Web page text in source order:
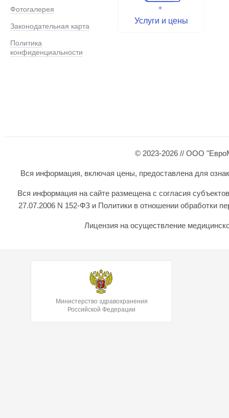
Фотогалерея
Законодательная карта
Политика
конфиденциальности
Услуги и цены
© 2023-2026 // ООО
Вся информация, включая цены, предоставлена для
Вся информация на сайте размещена с согласия
27.07.2006 N 152-ФЗ и Политики в отношении обработки
Лицензия на осуществление
Министерство здравохранения
Российской Федерации